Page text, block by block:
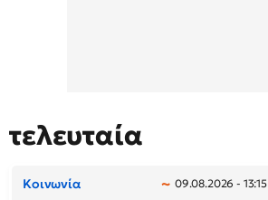
τελευταία
Κοινωνία 09.08.2026 - 13:15